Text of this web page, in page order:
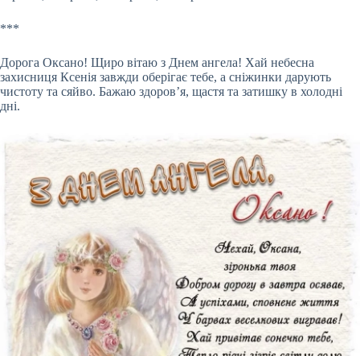
***
Дорога Оксано! Щиро вітаю з Днем ангела! Хай небесна
захисниця Ксенія завжди оберігає тебе, а сніжинки дарують
чистоту та сяйво. Бажаю здоров’я, щастя та затишку в холодні
дні.